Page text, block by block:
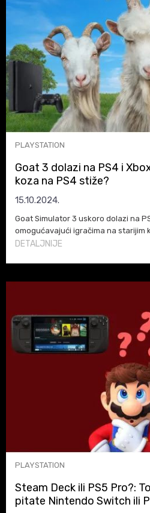
PLAYSTATION
Goat 3 dolazi na PS4 i
koza na PS4 stiže?
15.10.2024.
Goat Simulator 3 uskoro dolazi na
omogućavajući igračima na starijim
uživaju u ovoj hit igri zajedno sa
DETALJNIJE
PLAYSTATION
Steam Deck ili PS5 Pro?:
pitate Nintendo Switch ili